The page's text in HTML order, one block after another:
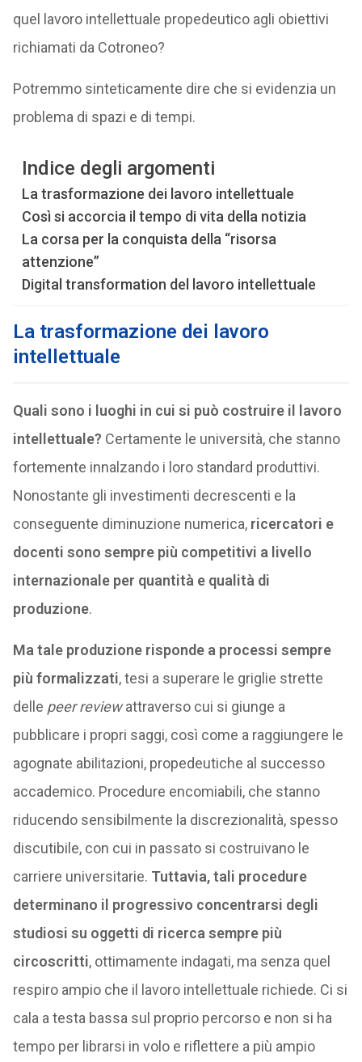
quel lavoro intellettuale propedeutico agli obiettivi
richiamati da Cotroneo?
Potremmo sinteticamente dire che si evidenzia un
problema di spazi e di tempi.
Indice degli argomenti
La trasformazione dei lavoro intellettuale
Così si accorcia il tempo di vita della notizia
La corsa per la conquista della “risorsa
attenzione”
Digital transformation del lavoro intellettuale
La trasformazione dei lavoro
intellettuale
Quali sono i luoghi in cui si può costruire il lavoro
intellettuale? Certamente le università, che stanno
fortemente innalzando i loro standard produttivi.
Nonostante gli investimenti decrescenti e la
conseguente diminuzione numerica,ricercatori e
docenti sono sempre più competitivi a livello
internazionale per quantità e qualità di
produzione.
Ma tale produzione risponde a processi sempre
più formalizzati, tesi a superare le griglie strette
delle peer reviewattraverso cui si giunge a
pubblicare i propri saggi, così come a raggiungere le
agognate abilitazioni, propedeutiche al successo
accademico. Procedure encomiabili, che stanno
riducendo sensibilmente la discrezionalità, spesso
discutibile, con cui in passato si costruivano le
carriere universitarie. Tuttavia, tali procedure
determinano il progressivo concentrarsi degli
studiosi su oggetti di ricerca sempre più
circoscritti, ottimamente indagati, ma senza quel
respiro ampio che il lavoro intellettuale richiede. Ci si
cala a testa bassa sul proprio percorso e non si ha
tempo per librarsi in volo e riflettere a più ampio